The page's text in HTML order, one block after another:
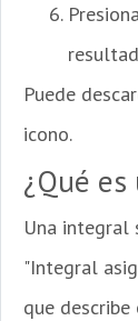
Puede
icono.
¿Qué
Una integral
"Integral
que